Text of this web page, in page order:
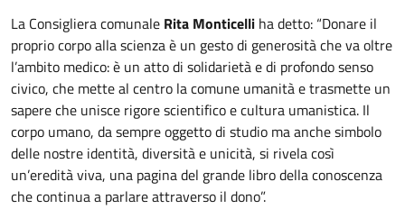
La Consigliera comunale Rita Monticelli ha detto: “Donare il
proprio corpo alla scienza è un gesto di generosità che va oltre
l’ambito medico: è un atto di solidarietà e di profondo senso
civico, che mette al centro la comune umanità e trasmette un
sapere che unisce rigore scientifico e cultura umanistica. Il
corpo umano, da sempre oggetto di studio ma anche simbolo
delle nostre identità, diversità e unicità, si rivela così
un’eredità viva, una pagina del grande libro della conoscenza
che continua a parlare attraverso il dono”.